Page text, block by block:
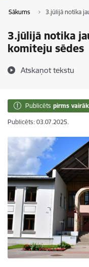
Sākums 3.jūlijā notika
3.jūlijā notika
komiteju sēdes
Atskaņot tekstu
Publicēts pirms
Publicēts: 03.07.2025.